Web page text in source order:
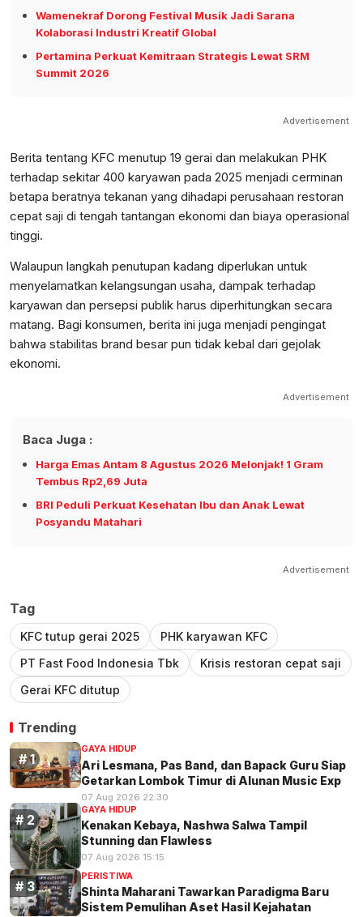
Wamenekraf Dorong Festival Musik Jadi Sarana
Kolaborasi Industri Kreatif Global
Pertamina Perkuat Kemitraan Strategis Lewat SRM
Summit 2026
Advertisement
Berita tentang KFC menutup 19 gerai dan melakukan PHK
terhadap sekitar 400 karyawan pada 2025 menjadi cerminan
betapa beratnya tekanan yang dihadapi perusahaan restoran
cepat saji di tengah tantangan ekonomi dan biaya operasional
tinggi.
Walaupun langkah penutupan kadang diperlukan untuk
menyelamatkan kelangsungan usaha, dampak terhadap
karyawan dan persepsi publik harus diperhitungkan secara
matang. Bagi konsumen, berita ini juga menjadi pengingat
bahwa stabilitas brand besar pun tidak kebal dari gejolak
ekonomi.
Advertisement
Baca Juga :
Harga Emas Antam 8 Agustus 2026 Melonjak! 1 Gram
Tembus Rp2,69 Juta
BRI Peduli Perkuat Kesehatan Ibu dan Anak Lewat
Posyandu Matahari
Advertisement
Tag
KFC tutup gerai 2025
PHK karyawan KFC
PT Fast Food Indonesia Tbk
Krisis restoran cepat saji
Gerai KFC ditutup
Trending
GAYA HIDUP
Ari Lesmana, Pas Band, dan Bapack Guru Siap
Getarkan Lombok Timur di Alunan Music Exp
07 Aug 2026 22:30
GAYA HIDUP
Kenakan Kebaya, Nashwa Salwa Tampil
Stunning dan Flawless
07 Aug 2026 15:15
PERISTIWA
Shinta Maharani Tawarkan Paradigma Baru
Sistem Pemulihan Aset Hasil Kejahatan